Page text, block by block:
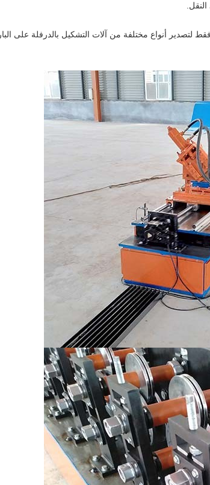
لتصدير أنواع مختلفة من آلات التشكيل بالدرفلة على